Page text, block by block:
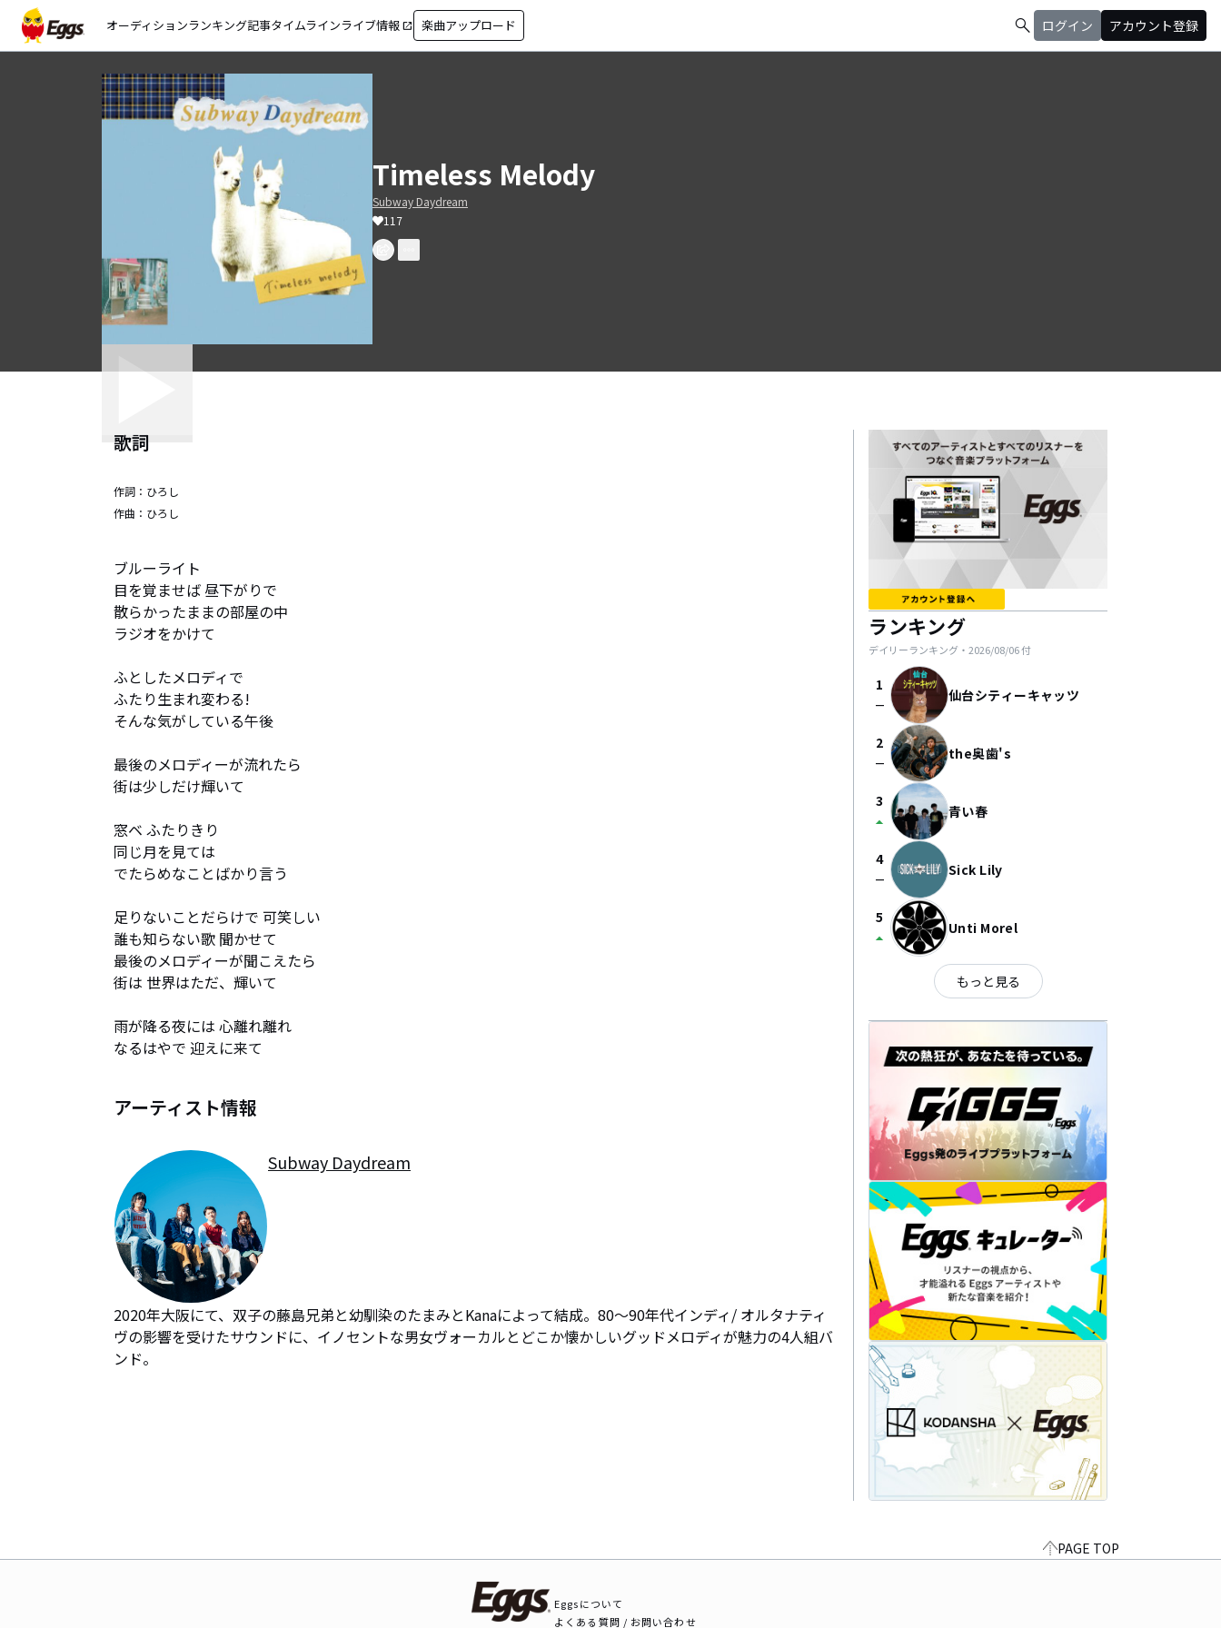
オーディションランキング記事タイムラインライブ情報 open_in_new 楽曲アップロード search ログイン アカウント登録
Timeless Melody
Subway Daydream
117
歌詞
作詞： ひろし
作曲： ひろし
ブルーライト
目を覚ませば 昼下がりで
散らかったままの部屋の中
ラジオをかけて
ふとしたメロディで
ふたり生まれ変わる!
そんな気がしている午後
最後のメロディーが流れたら
街は少しだけ輝いて
窓ベ ふたりきり
同じ月を見ては
でたらめなことばかり言う
足りないことだらけで 可笑しい
誰も知らない歌 聞かせて
最後のメロディーが聞こえたら
街は 世界はただ、輝いて
雨が降る夜には 心離れ離れ
なるはやで 迎えに来て
アーティスト情報
Subway Daydream
2020年大阪にて、双子の藤島兄弟と幼馴染のたまみとKanaによって結成。80〜90年代インディ/ オルタナティ
ヴの影響を受けたサウンドに、イノセントな男女ヴォーカルとどこか懐かしいグッドメロディが魅力の4人組バ
ンド。
ランキング
デイリーランキング・ 2026/08/06付
1
check_indeterminate_small 仙台シティーキャッツ
2
check_indeterminate_small the奥歯's
3
arrow_drop_up 青い春
4
check_indeterminate_small Sick Lily
5
arrow_drop_up Unti Morel
もっと見る
PAGE TOP
Eggsについて
よくある質問 / お問い合わせ